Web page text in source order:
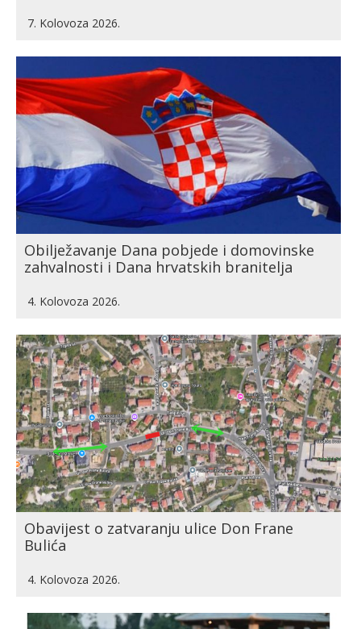
7. Kolovoza 2026.
Obilježavanje Dana pobjede i domovinske
zahvalnosti i Dana hrvatskih branitelja
4. Kolovoza 2026.
Obavijest o zatvaranju ulice Don Frane
Bulića
4. Kolovoza 2026.